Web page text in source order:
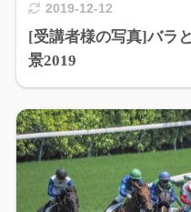
2019-12-12
[受講者様の写真]バラ
景2019